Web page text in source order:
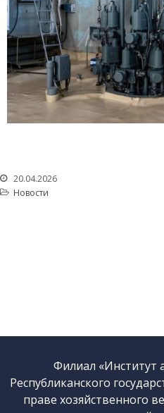
20.04.2026
Новости
Филиал «Институт
Республиканского
праве хозяйственного